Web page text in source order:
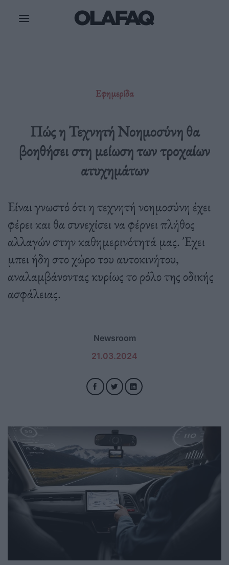
Εφημερίδα
Πώς η Τεχνητή Νοημοσύνη θα
βοηθήσει στη μείωση των τροχαίων
ατυχημάτων
Είναι γνωστό ότι η τεχνητή νοημοσύνη έχει
φέρει και θα συνεχίσει να φέρνει πλήθος
αλλαγών στην καθημερινότητά μας. Έχει
μπει ήδη στο χώρο του αυτοκινήτου,
αναλαμβάνοντας κυρίως το ρόλο της οδικής
ασφάλειας.
Newsroom
21.03.2024